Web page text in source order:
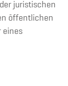
juristischen
öffentlichen
eines